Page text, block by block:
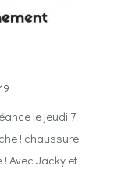
le jeudi 7
! chaussure
Avec Jacky et